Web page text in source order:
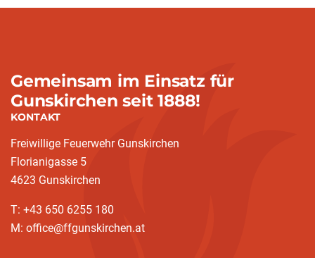
Gemeinsam im Einsatz für
Gunskirchen seit 1888!
KONTAKT
Freiwillige Feuerwehr Gunskirchen
Florianigasse 5
4623 Gunskirchen
T: +43 650 6255 180
M: office@ffgunskirchen.at